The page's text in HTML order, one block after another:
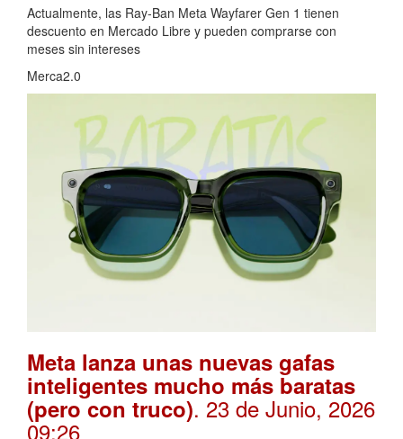
Actualmente, las Ray-Ban Meta Wayfarer Gen 1 tienen
descuento en Mercado Libre y pueden comprarse con
meses sin intereses
Merca2.0
Meta lanza unas nuevas gafas
inteligentes mucho más baratas
(pero con truco). 23 de Junio, 2026
09:26